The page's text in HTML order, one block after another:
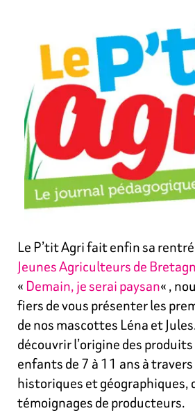
Le P’tit Agri fait enfin sa
Jeunes Agriculteurs de
« Demain, je serai paysan« ,
fiers de vous présenter les
de nos mascottes Léna et
découvrir l’origine des
enfants de 7 à 11 ans à
historiques et géographiques,
témoignages de producteurs.